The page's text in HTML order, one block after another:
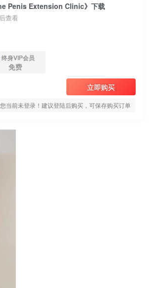
Penis Extension Clinic》下载
查看
终身VIP会员
免费
立即购买
您当前未登录！建议登陆后购买，可保存购买订单